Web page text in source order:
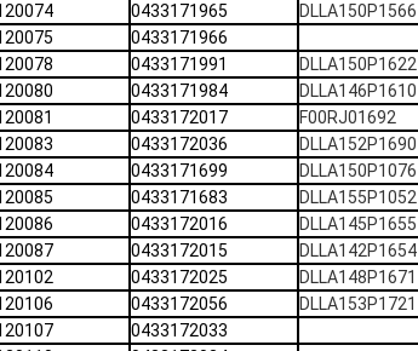
0433171965 DLLA150P1566
0433171966
0433171991 DLLA150P1622
0433171984 DLLA146P1610
0433172017
F00RJ01692
0433172036 DLLA152P1690
0433171699 DLLA150P1076
0433171683 DLLA155P1052
0433172016 DLLA145P1655
0433172015 DLLA142P1654
0433172025 DLLA148P1671
0433172056 DLLA153P1721
0433172033